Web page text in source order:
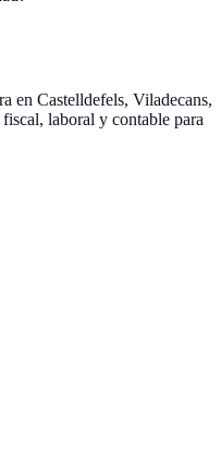
en Castelldefels, Viladecans,
laboral y contable para